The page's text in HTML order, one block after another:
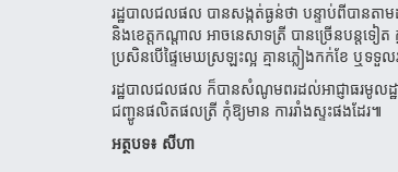
រដ្ឋបាលជលផល បានសង្កត់ធ្ងន់ថា បន្ទាប់ពីបានតា
និងខេត្តកណ្តាល អាចនេសាទត្រី បានច្រើនបន្តទៀ
ប្រសិនបើផ្ទៃមេឃស្រឡះល្អ គ្មានភ្លៀងកក់ខែ ឬទទួល
រដ្ឋបាលជលផល ក៏បានសំណូមពរដល់អាជ្ញាធរមូលដ្ឋ
ជញ្ជូនផលិតផលត្រី កុំឱ្យមាន ការរាំងស្ទះផងដែរ៕
អត្ថបទ៖ សីហា